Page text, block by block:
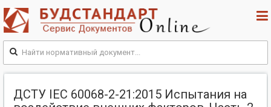
ДСТУ IEC 60068-2-21:2015 Испытания на